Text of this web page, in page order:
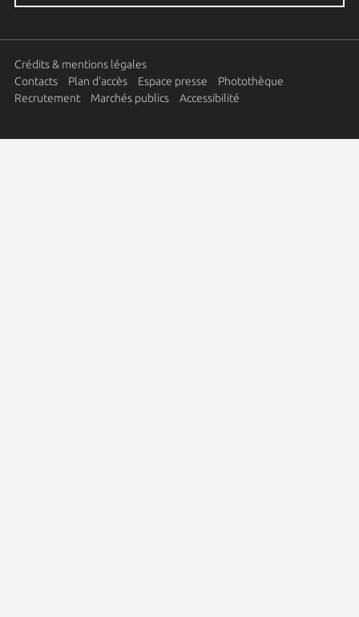
Crédits & mentions légales
Contacts
Plan d'accès Espace presse
Photothèque
Recrutement
Marchés publics Accessibilité